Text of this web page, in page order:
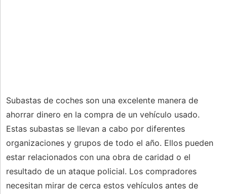
Subastas de coches son una excelente manera de
ahorrar dinero en la compra de un vehículo usado.
Estas subastas se llevan a cabo por diferentes
organizaciones y grupos de todo el año. Ellos pueden
estar relacionados con una obra de caridad o el
resultado de un ataque policial. Los compradores
necesitan mirar de cerca estos vehículos antes de